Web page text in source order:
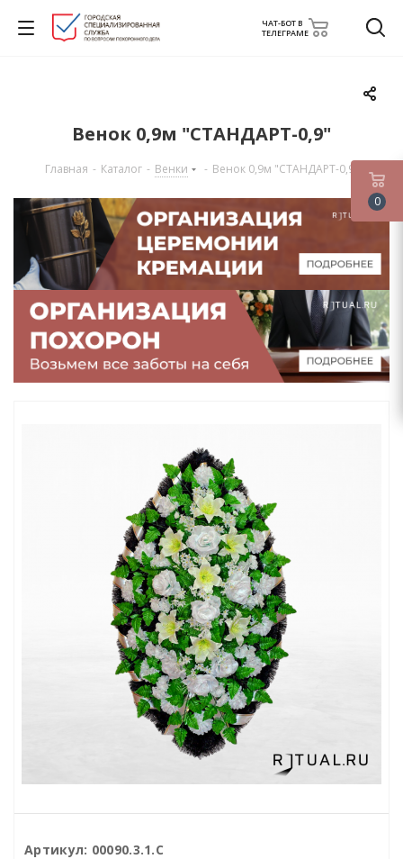
ЧАТ-БОТ В
ТЕЛЕГРАМЕ
Венок 0,9м "СТАНДАРТ-0,9"
Главная - Каталог - Венки - Венок 0,9м "СТАНДАРТ-0,9"
Артикул: 00090.3.1.С
0